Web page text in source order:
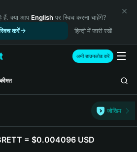
हैं. क्या आप English पर स्विच करना चाहेंगे?
करें
हिन्दी में जारी रखें
अभी डाउनलोड करें
जोखिम
= $0.004096 USD